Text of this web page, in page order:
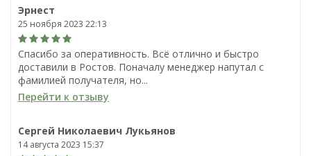
Эрнест
25 ноября 2023 22:13
Спасибо за оперативность. Всё отлично и быстро
доставили в Ростов. Поначалу менеджер напутал с
фамилией получателя, но...
Перейти к отзыву
Сергей Николаевич Лукьянов
14 августа 2023 15:37